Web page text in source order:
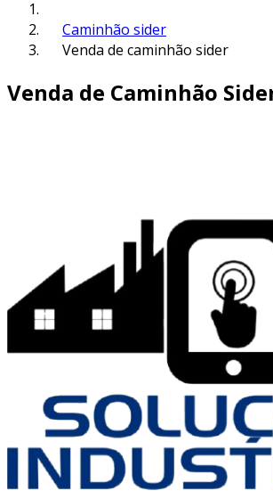
Caminhão sider
Venda de caminhão sider
Venda de Caminhão